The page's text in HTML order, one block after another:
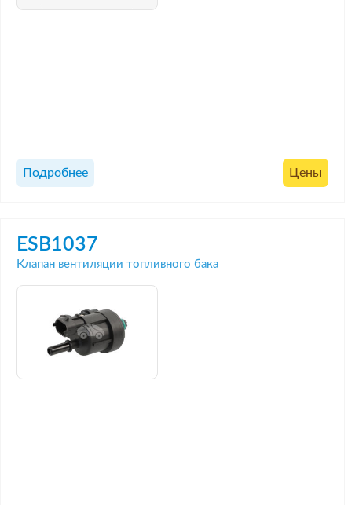
Подробнее Цены
ESB1037
Клапан вентиляции топливного бака